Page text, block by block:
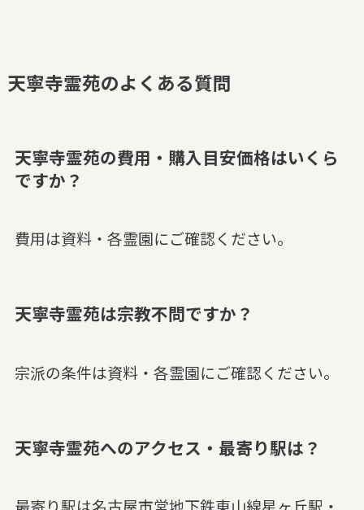
天寧寺霊苑のよくある質問
天寧寺霊苑の費用・購入目安価格はいくら
ですか？
費用は資料・各霊園にご確認ください。
天寧寺霊苑は宗教不問ですか？
宗派の条件は資料・各霊園にご確認ください。
天寧寺霊苑へのアクセス・最寄り駅は？